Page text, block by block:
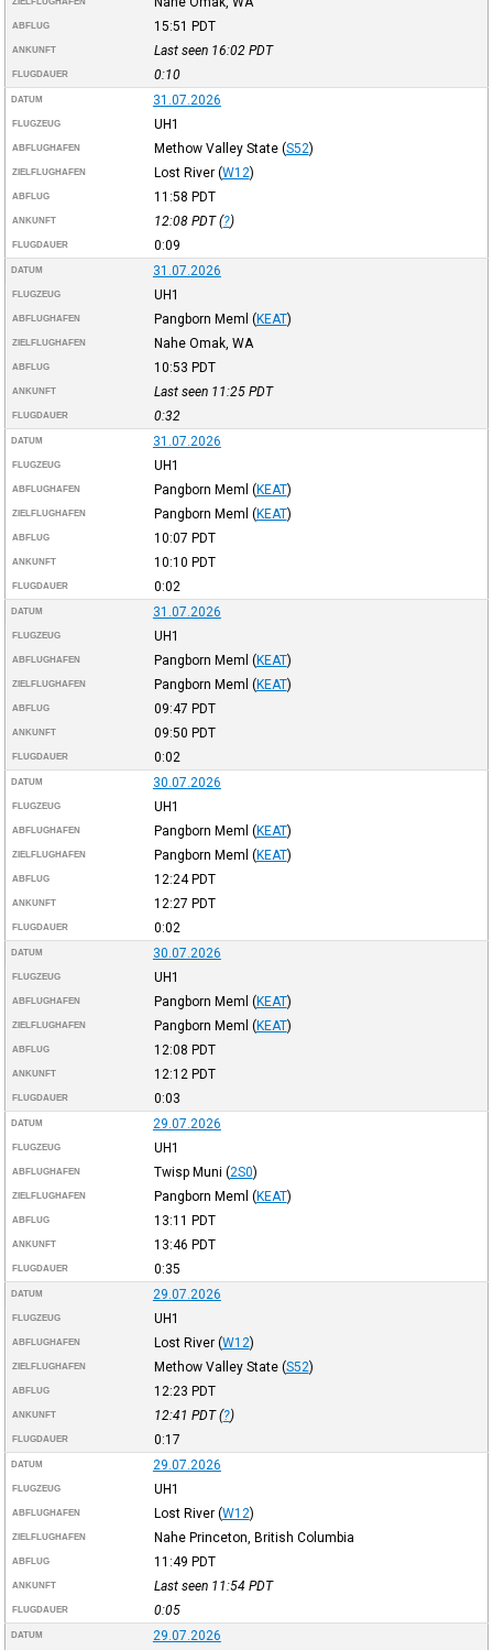
ABFLUG 15:51 PDT
ANKUNFT Last seen 16:02 PDT
FLUGDAUER 0:10
DATUM 31.07.2026
FLUGZEUG UH1
ABFLUGHAFEN Methow Valley State (S52)
ZIELFLUGHAFEN Lost River (W12)
ABFLUG 11:58 PDT
ANKUNFT 12:08 PDT(?)
FLUGDAUER 0:09
DATUM 31.07.2026
FLUGZEUG UH1
ABFLUGHAFEN Pangborn Meml (KEAT)
ZIELFLUGHAFEN Nahe Omak, WA
ABFLUG 10:53 PDT
ANKUNFT Last seen 11:25 PDT
FLUGDAUER 0:32
DATUM 31.07.2026
FLUGZEUG UH1
ABFLUGHAFEN Pangborn Meml (KEAT)
ZIELFLUGHAFEN Pangborn Meml (KEAT)
ABFLUG 10:07 PDT
ANKUNFT 10:10 PDT
FLUGDAUER 0:02
DATUM 31.07.2026
FLUGZEUG UH1
ABFLUGHAFEN Pangborn Meml (KEAT)
ZIELFLUGHAFEN Pangborn Meml (KEAT)
ABFLUG 09:47 PDT
ANKUNFT 09:50 PDT
FLUGDAUER 0:02
DATUM 30.07.2026
FLUGZEUG UH1
ABFLUGHAFEN Pangborn Meml (KEAT)
ZIELFLUGHAFEN Pangborn Meml (KEAT)
ABFLUG 12:24PDT
ANKUNFT 12:27 PDT
FLUGDAUER 0:02
DATUM 30.07.2026
FLUGZEUG UH1
ABFLUGHAFEN Pangborn Meml (KEAT)
ZIELFLUGHAFEN Pangborn Meml (KEAT)
ABFLUG 12:08 PDT
ANKUNFT 12:12 PDT
FLUGDAUER 0:03
DATUM 29.07.2026
FLUGZEUG UH1
ABFLUGHAFEN Twisp Muni (2S0)
ZIELFLUGHAFEN Pangborn Meml (KEAT)
ABFLUG 13:11 PDT
ANKUNFT 13:46 PDT
FLUGDAUER 0:35
DATUM 29.07.2026
FLUGZEUG UH1
ABFLUGHAFEN Lost River (W12)
ZIELFLUGHAFEN Methow Valley State (S52)
ABFLUG 12:23 PDT
ANKUNFT 12:41 PDT(?)
FLUGDAUER 0:17
DATUM 29.07.2026
FLUGZEUG UH1
ABFLUGHAFEN Lost River (W12)
ZIELFLUGHAFEN Nahe Princeton, British Columbia
ABFLUG 11:49 PDT
ANKUNFT Last seen 11:54 PDT
FLUGDAUER 0:05
DATUM 29.07.2026